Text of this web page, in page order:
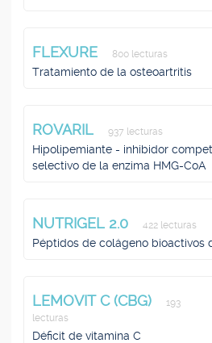
FLEXURE 800 lecturas
Tratamiento de la osteoartritis
ROVARIL 937 lecturas
Hipolipemiante - inhibidor
selectivo de la enzima HMG-CoA
NUTRIGEL 2.0 422 lecturas
Péptidos de colágeno bioactivos
LEMOVIT C (CBG)
193
lecturas
Déficit de vitamina C